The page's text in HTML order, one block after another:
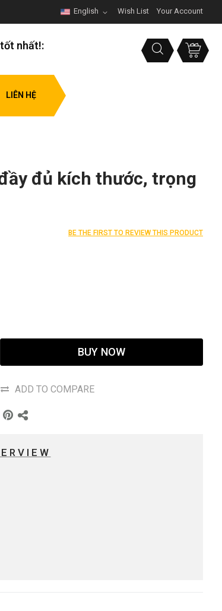
Wish List Your Account
English
nhất!:
LIÊN HỆ
đủ kích thước, trọng
BE THE FIRST TO REVIEW THIS PRODUCT
BUY NOW
ADD TO COMPARE